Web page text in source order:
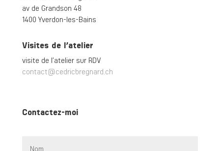
av de Grandson 48
1400 Yverdon-les-Bains
Visites de l’atelier
visite de l’atelier sur RDV
contact@cedricbregnard.ch
Contactez-moi